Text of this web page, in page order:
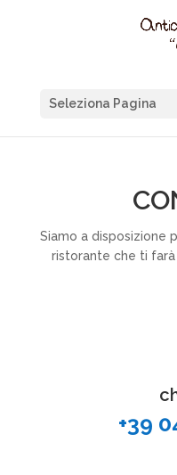
Seleziona Pagina
Siamo a disposizione
ristorante che ti
+39